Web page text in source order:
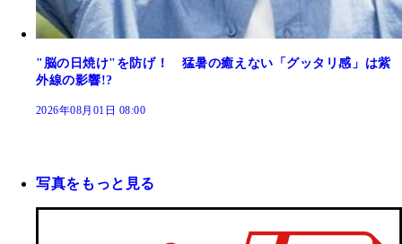
"脳の日焼け"を防げ！ 猛暑の癒えない「グッタリ感」は紫
外線の影響!?
2026年08月01日 08:00
写真をもっと見る